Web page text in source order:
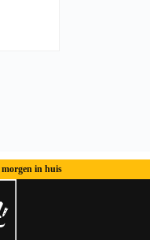
morgen in huis